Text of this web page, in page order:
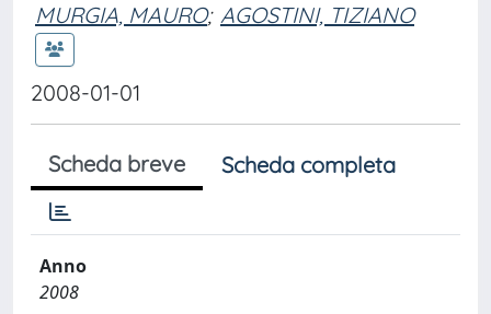
MURGIA, MAURO; AGOSTINI, TIZIANO
2008-01-01
Scheda breve Scheda completa
Anno
2008